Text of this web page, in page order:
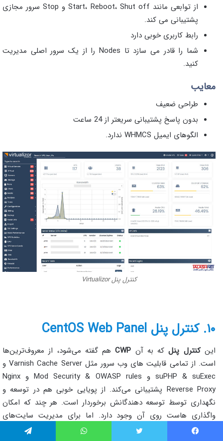
از توابعی مانند Start، Reboot، Shut off و Stop سرور مجازی
پشتیبانی می کند.
رابط کاربری خوبی دارد
شما را قادر می سازد تا Nodes را از یک سرور اصلی مدیریت
کنید.
معایب
طراحی ضعیف
بدون پاسخ پشتیبانی سریعتر از 24 ساعت
الگوهای ایمیل WHMCS ندارد.
کنترل پنل Virtualizor
۱۰. کنترل پنل CentOS Web Panel
اینکنترل پنلکه به آن CWPهم گفته می‌شود، از معروف‌ترین‌ها
است. از تمامی قابلیت های وب سرور مثل Varnish Cache Server و
suPHP & suExec و Mod Security & OWASP rules و Nginx
Reverse Proxy پشتیبانی می‌کند. از پویایی خوبی هم در توسعه و
نگهداری توسط توسعه دهندگانش برخوردار است. هر چند که امکان
واگذاری هاست روی آن وجود دارد. اما برای مدیریت سایت‌های
شخصی و گروهی بسیار مناسب است.